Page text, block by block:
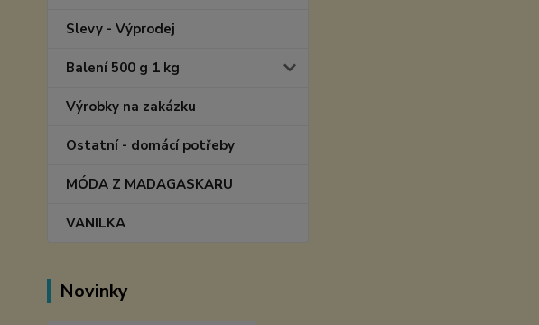
Slevy - Výprodej
Balení 500 g 1 kg
Výrobky na zakázku
Ostatní - domácí potřeby
MÓDA Z MADAGASKARU
VANILKA
Novinky